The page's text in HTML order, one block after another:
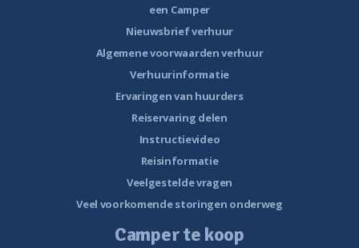
een Camper
Nieuwsbrief verhuur
Algemene voorwaarden verhuur
Verhuurinformatie
Ervaringen van huurders
Reiservaring delen
Instructievideo
Reisinformatie
Veelgestelde vragen
Veel voorkomende storingen onderweg
Camper te koop